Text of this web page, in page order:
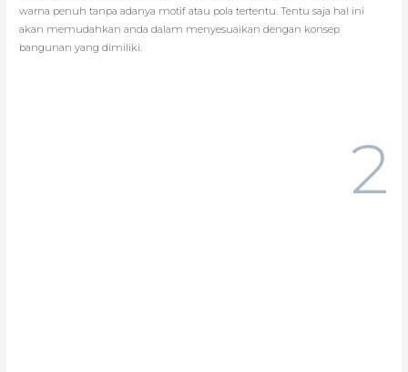
warna penuh tanpa adanya motif atau pola tertentu. Tentu saja hal ini
akan memudahkan anda dalam menyesuaikan dengan konsep
bangunan yang dimiliki.
2